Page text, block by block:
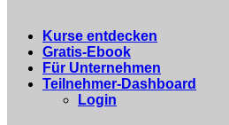
Kurse entdecken
Gratis-Ebook
Für Unternehmen
Teilnehmer-Dashboard
Login